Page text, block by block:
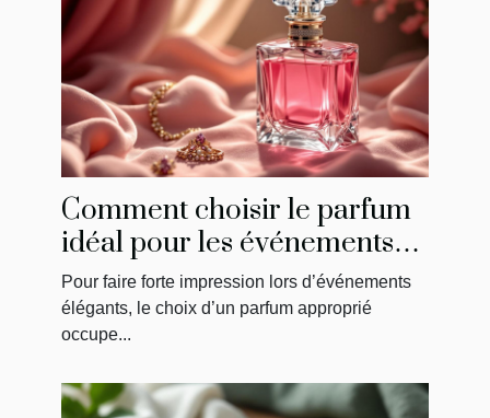
Comment choisir le parfum
idéal pour les événements
élégants ?
Pour faire forte impression lors d’événements
élégants, le choix d’un parfum approprié
occupe...